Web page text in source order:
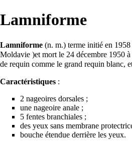
Lamniforme
Lamniforme (n. m.) terme initié en
Moldavie )et mort le 24 décembre 1950
de requin comme le grand requin blanc,
Caractéristiques :
2 nageoires dorsales ;
une nageoire anale ;
5 fentes branchiales ;
des yeux sans membrane
bouche étendue derrière les yeux.